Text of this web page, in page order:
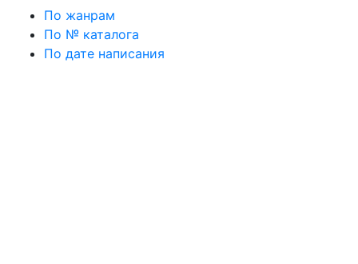
По жанрам
По № каталога
По дате написания